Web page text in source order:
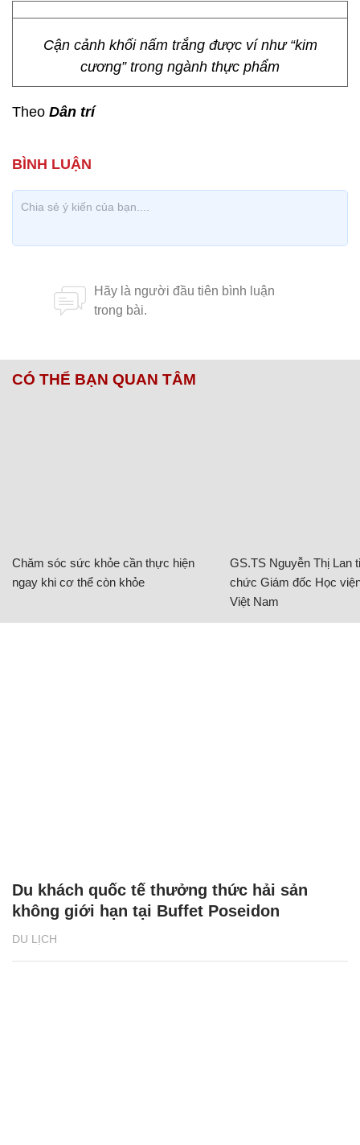
Cận cảnh khối nấm trắng được ví như “kim
cương” trong ngành thực phẩm
Theo Dân trí
CÓ THỂ BẠN QUAN TÂM
Chăm sóc sức khỏe cần thực hiện
ngay khi cơ thể còn khỏe
GS.TS Nguyễn Thị Lan
chức Giám đốc Học
Việt Nam
DU LỊCH
Du khách quốc tế thưởng thức hải sản
không giới hạn tại Buffet Poseidon